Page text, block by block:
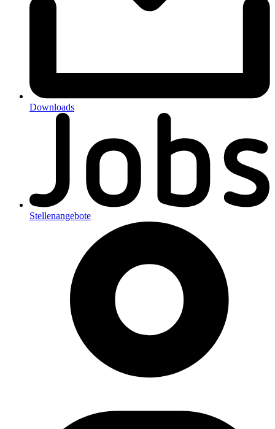
Downloads
Stellenangebote